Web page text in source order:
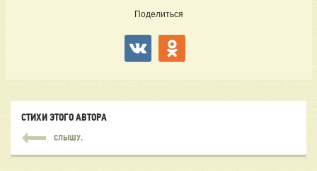
Поделиться
СТИХИ ЭТОГО АВТОРА
СЛЫШУ.